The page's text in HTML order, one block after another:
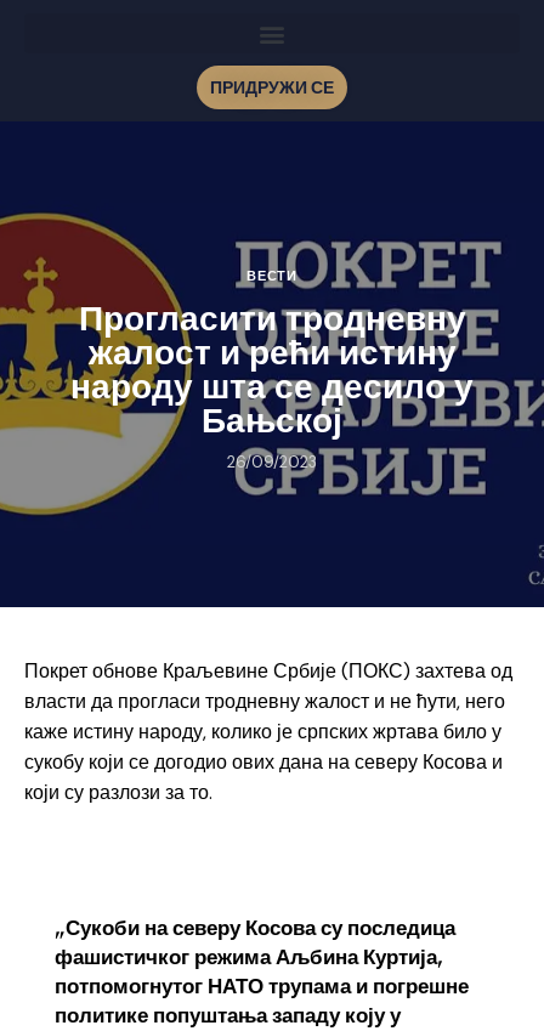
ПРИДРУЖИ СЕ
ВЕСТИ
Прогласити тродневну
жалост и рећи истину
народу шта се десило у
Бањској
26/09/2023
Покрет обнове Краљевине Србије (ПОКС) захтева од
власти да прогласи тродневну жалост и не ћути, него
каже истину народу, колико је српских жртава било у
сукобу који се догодио ових дана на северу Косова и
који су разлози за то.
„Сукоби на северу Косова су последица
фашистичког режима Аљбина Куртија,
потпомогнутог НАТО трупама и погрешне
политике попуштања западу коју у